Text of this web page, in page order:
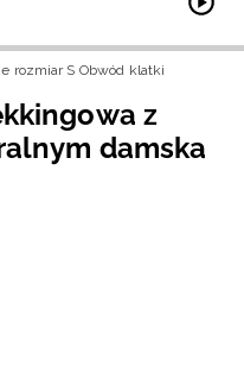
rozmiar S Obwód klatki
z
damska